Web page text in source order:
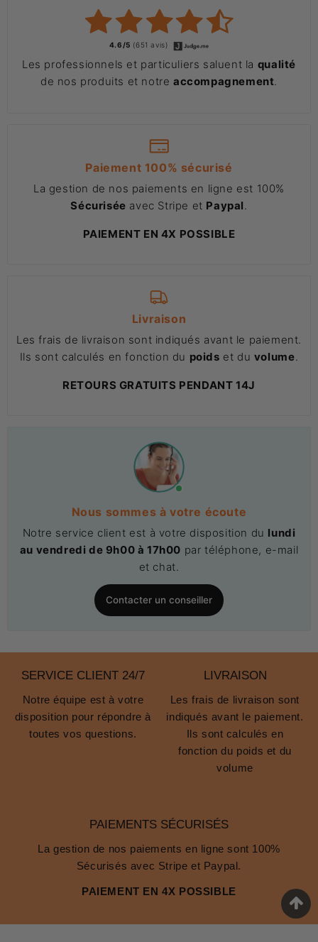
4.6/5 (651 avis)
Les professionnels et particuliers saluent la qualité
de nos produits et notre accompagnement
Paiement 100% sécurisé
La gestion de nos paiements en ligne est 100%
Sécurisée avec Stripe et Paypal
PAIEMENT EN 4X POSSIBLE
Livraison
Les frais de livraison sont indiqués avant le paiement.
Ils sont calculés en fonction du poids et du volume
RETOURS GRATUITS PENDANT 14J
Nous sommes à votre écoute
Notre service client est à votre disposition du lundi
au vendredi de 9h00 à 17h00 par téléphone, e-mail
et chat.
Contacter un conseiller
SERVICE CLIENT 24/7
Notre équipe est à votre
disposition pour répondre à
toutes vos questions.
LIVRAISON
Les frais de livraison sont
indiqués avant le paiement.
Ils sont calculés en
fonction du poids et du
volume
PAIEMENTS SÉCURISÉS
La gestion de nos paiements en ligne sont 100%
Sécurisés avec Stripe et Paypal.
PAIEMENT EN 4X POSSIBLE